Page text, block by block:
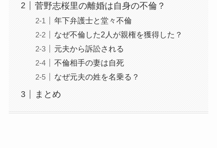
菅野志桜里の離婚は自身の不倫？
年下弁護士と堂々不倫
なぜ不倫した2人が親権を獲得した？
元夫から訴訟される
不倫相手の妻は自死
なぜ元夫の姓を名乗る？
まとめ